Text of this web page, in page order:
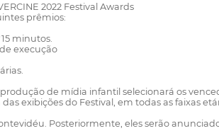
2022 Festival Awards
prêmios:
minutos.
execução
de mídia infantil selecionará os
exibições do Festival, em todas as faixas
Posteriormente, eles serão